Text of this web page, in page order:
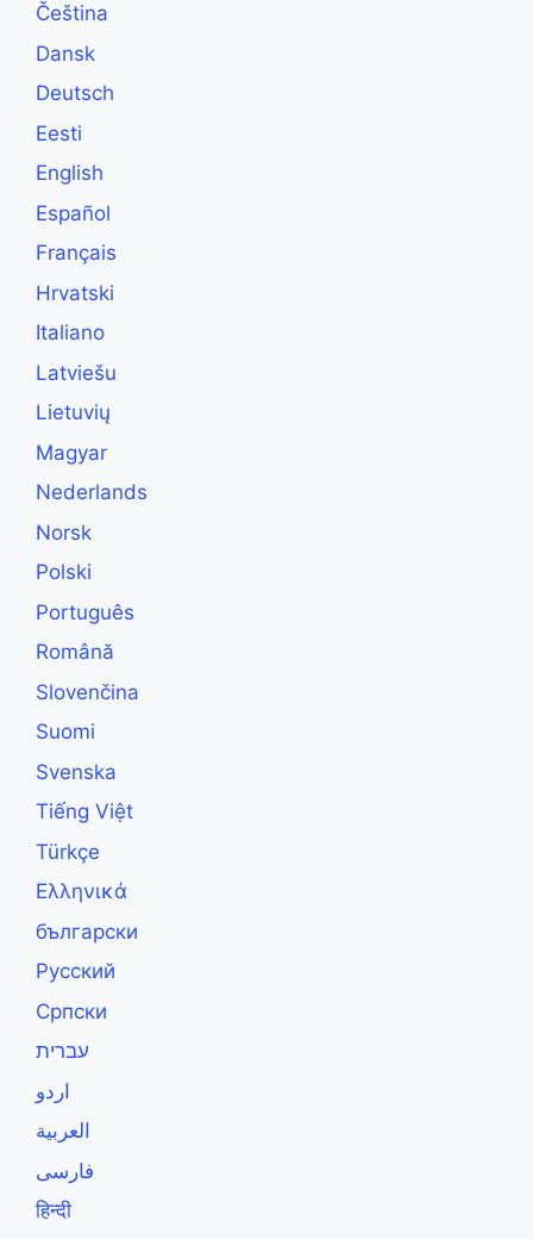
Čeština
Dansk
Deutsch
Eesti
English
Español
Français
Hrvatski
Italiano
Latviešu
Lietuvių
Magyar
Nederlands
Norsk
Polski
Português
Română
Slovenčina
Suomi
Svenska
Tiếng Việt
Türkçe
Ελληνικά
български
Русский
Српски
עברית
اردو
العربية
فارسی
हिन्दी